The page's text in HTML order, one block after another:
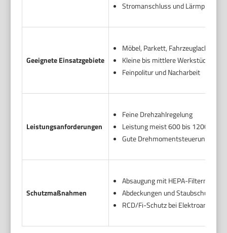
Stromanschluss und Lärmproblem
Geeignete Einsatzgebiete
Möbel, Parkett, Fahrzeuglack innen
Kleine bis mittlere Werkstücke
Feinpolitur und Nacharbeit
Leistungsanforderungen
Feine Drehzahlregelung
Leistung meist 600 bis 1200 W
Gute Drehmomentsteuerung für
Schutzmaßnahmen
Absaugung mit HEPA-Filtern
Abdeckungen und
RCD/Fi-Schutz bei